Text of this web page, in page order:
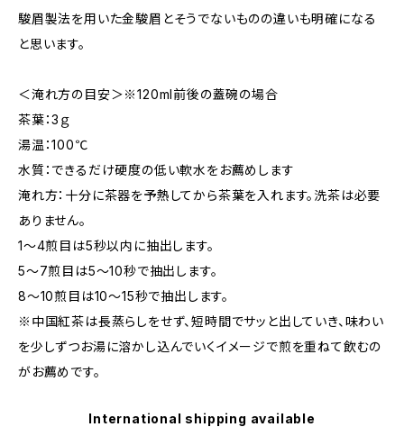
駿眉製法を用いた金駿眉とそうでないものの違いも明確になる
と思います。
＜淹れ方の目安＞※120ml前後の蓋碗の場合
茶葉：3ｇ
湯温：100℃
水質：できるだけ硬度の低い軟水をお薦めします
淹れ方：十分に茶器を予熱してから茶葉を入れます。洗茶は必要
ありません。
1～4煎目は5秒以内に抽出します。
5～7煎目は5～10秒で抽出します。
8～10煎目は10～15秒で抽出します。
※中国紅茶は長蒸らしをせず、短時間でサッと出していき、味わい
を少しずつお湯に溶かし込んでいくイメージで煎を重ねて飲むの
がお薦めです。
International shipping available